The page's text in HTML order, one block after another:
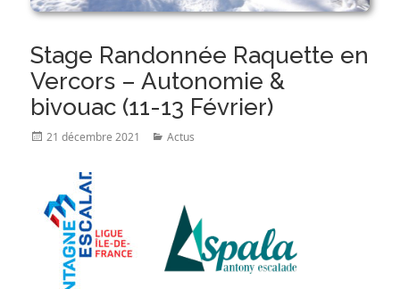
Stage Randonnée Raquette en
Vercors – Autonomie &
bivouac (11-13 Février)
Posted
21 décembre 2021 Categories
Actus